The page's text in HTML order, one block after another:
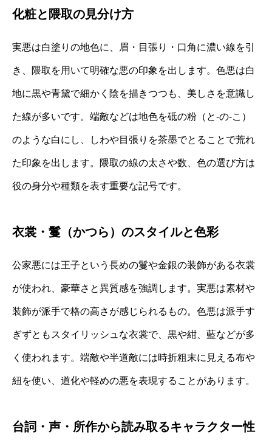
化粧と隈取の見分け方
実悪は白塗りの地色に、眉・目張り・口角に濃い線を引
き、隈取を用いて明確な悪の印象を出します。色悪は白
地に黒や青黛で細かく陰を描きつつも、美しさを意識し
た線が多いです。端敵などは地色を砥の粉（と‐の‐こ）
のような白にし、しわや目張りを茶墨でとることで荒れ
た印象を出します。隈取の線の太さや数、色の選び方は
役の身分や種類を表す重要な記号です。
衣裳・鬘（かつら）のスタイルと色彩
公家悪には王子という長めの鬘や金銀の装飾がある衣裳
が使われ、豪華さと異質感を強調します。実悪は素材や
装飾が派手で格の高さが感じられるもの。色悪は派手す
ぎずともスタイリッシュな衣裳で、黒や紺、藍などが多
く使われます。端敵や半道敵には時折粗末に見える布や
紐を使い、道化や軽めの悪を表現することがあります。
台詞・声・所作から読み取るキャラクター性